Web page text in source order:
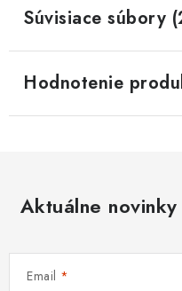
Súvisiace súbory
Hodnotenie
Aktuálne
Email